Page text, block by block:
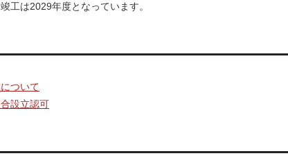
工は2029年度となっています。
ついて
設立認可